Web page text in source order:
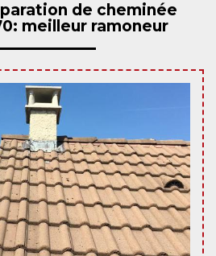
de cheminée
meilleur ramoneur